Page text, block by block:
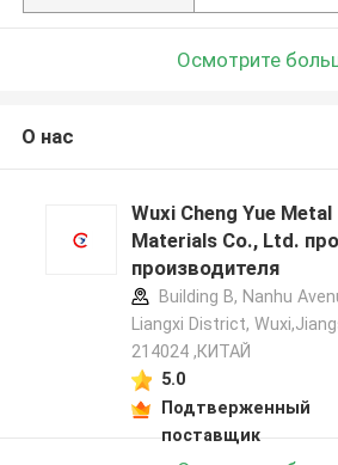
Осмотрите
О нас
Wuxi Cheng Yue Metal
Materials Co., Ltd.
производителя
Building B, Nanhu
Liangxi District,
214024 ,КИТАЙ
5.0
Подтверженный
поставщик